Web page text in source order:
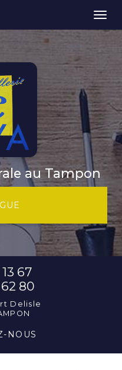
au Tampon
67
80
Delisle
NOUS